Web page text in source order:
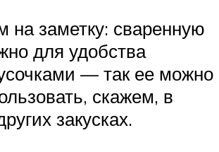
на заметку: сваренную
для удобства
— так ее можно
скажем, в
закусках.